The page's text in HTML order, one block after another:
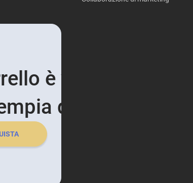
è vuoto e triste.
di profumi!